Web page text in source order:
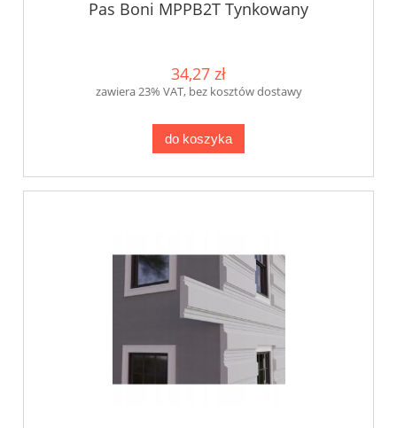
Pas Boni MPPB2T Tynkowany
34,27 zł
zawiera 23% VAT, bez kosztów dostawy
do koszyka